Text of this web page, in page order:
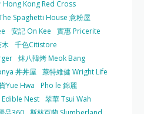
Hong Kong Red Cross
Spaghetti House 意粉屋
安記 On Kee
實惠 Pricerite
千色Citistore
炑八韓烤 Meok Bang
丼丼屋
萊特維健 Wright Life
Yue Hwa
Pho le 錦麗
Edible Nest 翠華 Tsui Wah